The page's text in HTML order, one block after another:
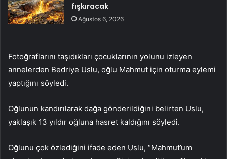
fışkıracak
Ağustos 6, 2026
Fotoğraflarını taşıdıkları çocuklarının yolunu izleyen
annelerden Bedriye Uslu, oğlu Mahmut için oturma eylemi
yaptığını söyledi.
Oğlunun kandırılarak dağa gönderildiğini belirten Uslu,
yaklaşık 13 yıldır oğluna hasret kaldığını söyledi.
Oğlunu çok özlediğini ifade eden Uslu, “Mahmut’um